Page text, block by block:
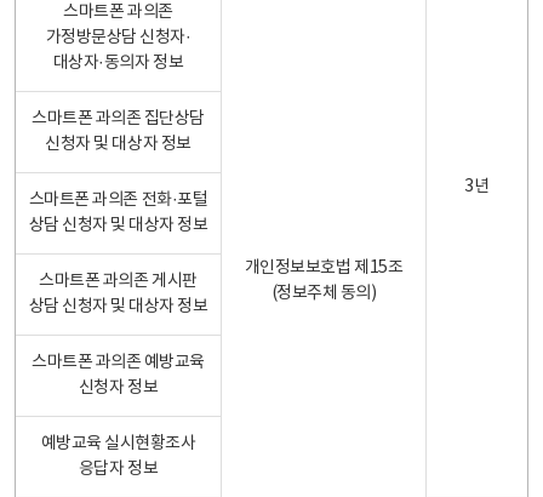
개인정보보호법 제15조
(정보주체 동의)
3년
스마트폰 과의존
가정방문상담 신청자·
대상자·동의자 정보
스마트폰 과의존 집단상담
신청자 및 대상자 정보
스마트폰 과의존 전화·포털
상담 신청자 및 대상자 정보
스마트폰 과의존 게시판
상담 신청자 및 대상자 정보
스마트폰 과의존 예방교육
신청자 정보
예방교육 실시현황조사
응답자 정보